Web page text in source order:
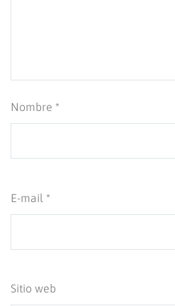
Nombre *
E-mail *
Sitio web